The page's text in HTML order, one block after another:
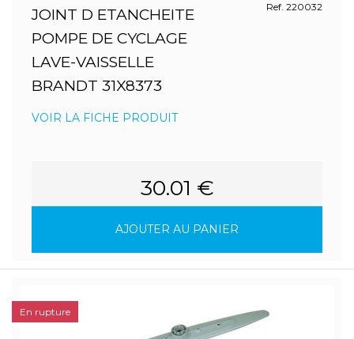
JOINT D ETANCHEITE
POMPE DE CYCLAGE
LAVE-VAISSELLE
BRANDT 31X8373
Ref. 220032
VOIR LA FICHE PRODUIT
30.01 €
AJOUTER AU PANIER
En rupture